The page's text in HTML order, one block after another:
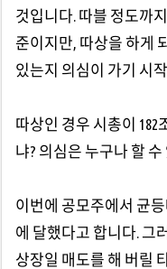
것입니다. 따블 정도까
준이지만, 따상을 하게
있는지 의심이 가기 시
따상인 경우 시총이
냐? 의심은 누구나 할 수
이번에 공모주에서 균
에 달했다고 합니다. 그
상장일 매도를 해 버릴